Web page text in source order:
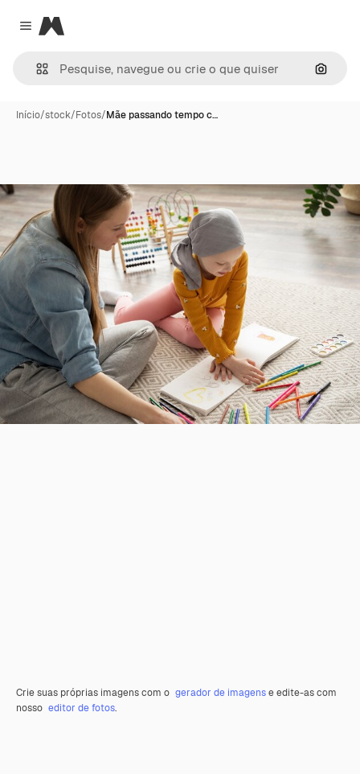
Close menu
Magnific
Início/stock/Fotos/Mãe passando tempo c…
Crie suas próprias imagens com o gerador de imagense edite-as com
nosso editor de fotos.